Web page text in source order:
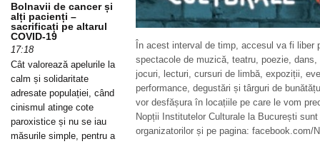
În acest interval de timp, accesul va fi liber
spectacole de muzică, teatru, poezie,
jocuri, lecturi, cursuri de limbă, expoziții,
performance, degustări și târguri de
vor desfășura în locațiile pe care le vom
Nopții Institutelor Culturale la București
organizatorilor și pe pagina: facebook.com/
Bolnavii de cancer și
alți pacienți –
sacrificați pe altarul
COVID-19
17:18
Cât valorează apelurile la
calm și solidaritate
adresate populației, când
cinismul atinge cote
paroxistice și nu se iau
măsurile simple, pentru a